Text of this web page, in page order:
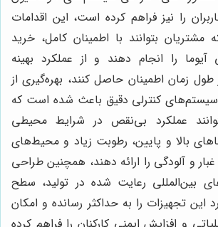
را نیز فراهم کرده است، این اقدامات
بتوانند با اطمینان کامل، خرید
آیوما را انجام دهند و از عملکرد بهینه
زمان اطمینان حاصل کنند، بهره‌گیری از
کنترلی دقیق باعث شده است که
عملکرد بی‌نقص در شرایط محیطی
بالا و پایین، رطوبت زیاد و محیط‌های
و آلودگی را ارائه دهند، همچنین طراحی
بین‌المللی رعایت شده در تولید، سطح
این تجهیزات را به حداکثر رسانده و امکان